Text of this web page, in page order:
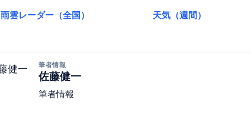
雨雲レーダー（全国） 天気（週間）
筆者情報
佐藤健一
筆者情報